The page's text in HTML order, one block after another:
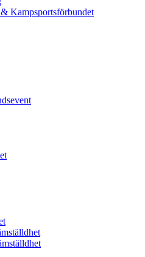
Kampsportsförbundet